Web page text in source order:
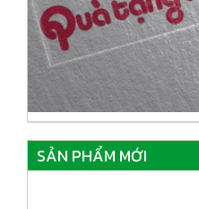
SẢN PHẨM MỚI